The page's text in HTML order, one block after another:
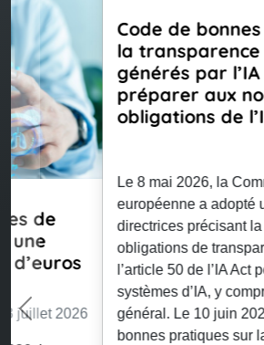
Code de bonnes
la transparence des
générés par l’IA :
préparer aux
obligations de l’IA
Le 8 mai 2026, la Commission
européenne a adopté un
directrices précisant la portée
obligations de transparence
l’article 50 de l’IA Act pour
systèmes d’IA, y compris à
général. Le 10 juin 2026, un
bonnes pratiques sur la
Previous